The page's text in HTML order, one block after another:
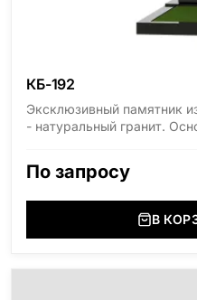
КБ-192
Эксклюзивный памятник
- натуральный гранит.
область), Мансуровский
(Украина, Житомерская
(Украина, Житомерская
(Россия, Карелия),
По запросу
В